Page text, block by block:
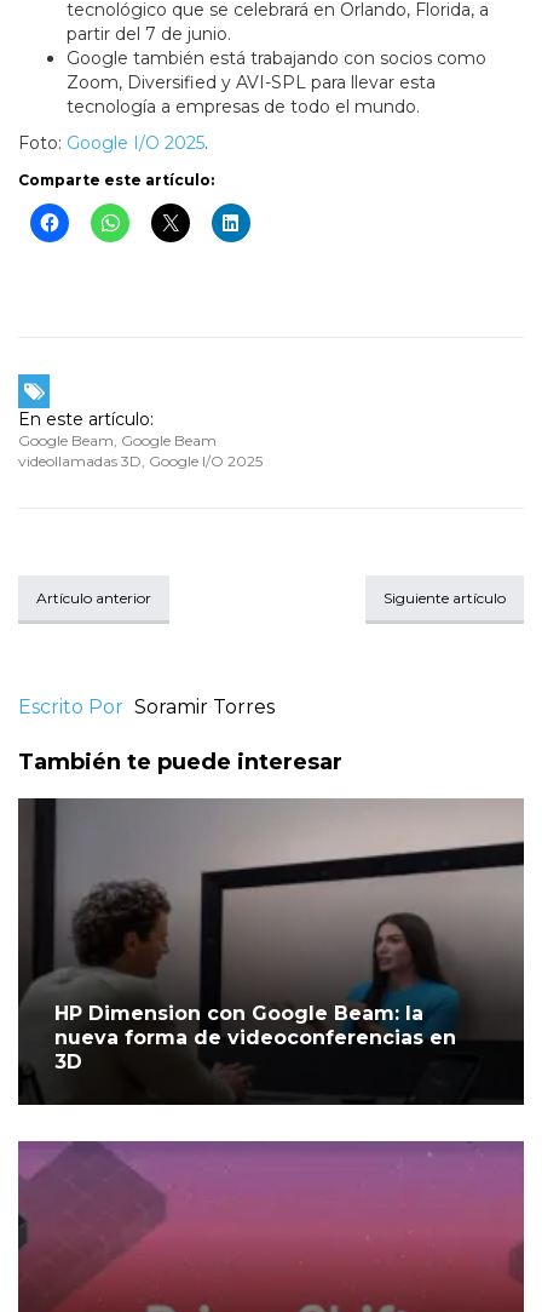
tecnológico que se celebrará en Orlando, Florida, a
partir del 7 de junio.
Google también está trabajando con socios como
Zoom, Diversified y AVI-SPL para llevar esta
tecnología a empresas de todo el mundo.
Foto: Google I/O 2025.
Comparte este artículo:
En este artículo:
Google Beam, Google Beam
videollamadas 3D, Google I/O 2025
Artículo anterior Siguiente artículo
Escrito Por Soramir Torres
También te puede interesar
HP Dimension con Google Beam: la
nueva forma de videoconferencias en
3D